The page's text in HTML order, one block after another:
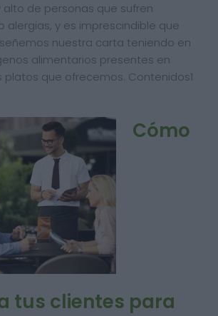
de personas que sufren
alergias, y es imprescindible que
nuestra carta teniendo en
alimentarios presentes en
platos que ofrecemos. Contenidos1
Cómo
tus clientes para